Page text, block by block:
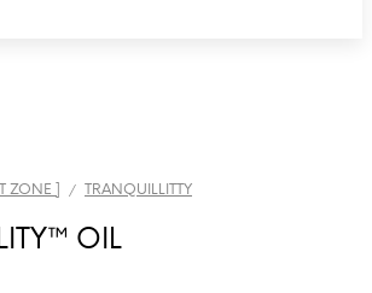
ZONE ] / TRANQUILLITTY
OIL